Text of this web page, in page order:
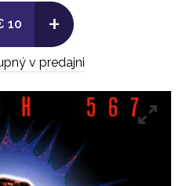
tedy s počítačem. Ale
živé. Aranžmá a
technických zvuků,
je to hodně
z desky uslyšíš, je
10 +
v predajni